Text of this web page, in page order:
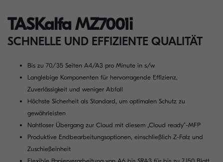
TASKalfa MZ7001i
SCHNELLE UND EFFIZIENTE QUALITÄT
Bis zu 70/35 Seiten A4/A3 pro Minute in s/w
Langlebige Komponenten für hervorragende Effizienz,
Zuverlässigkeit und weniger Abfall
Höchste Sicherheit als Standard, um optimalen Schutz zu
gewährleisten
Nahtloser Übergang zur Cloud mit diesem „Cloud ready“-MFP
Produktive Endbearbeitungsoptionen, einschließlich Z-Falz und
Zuschießeinheit